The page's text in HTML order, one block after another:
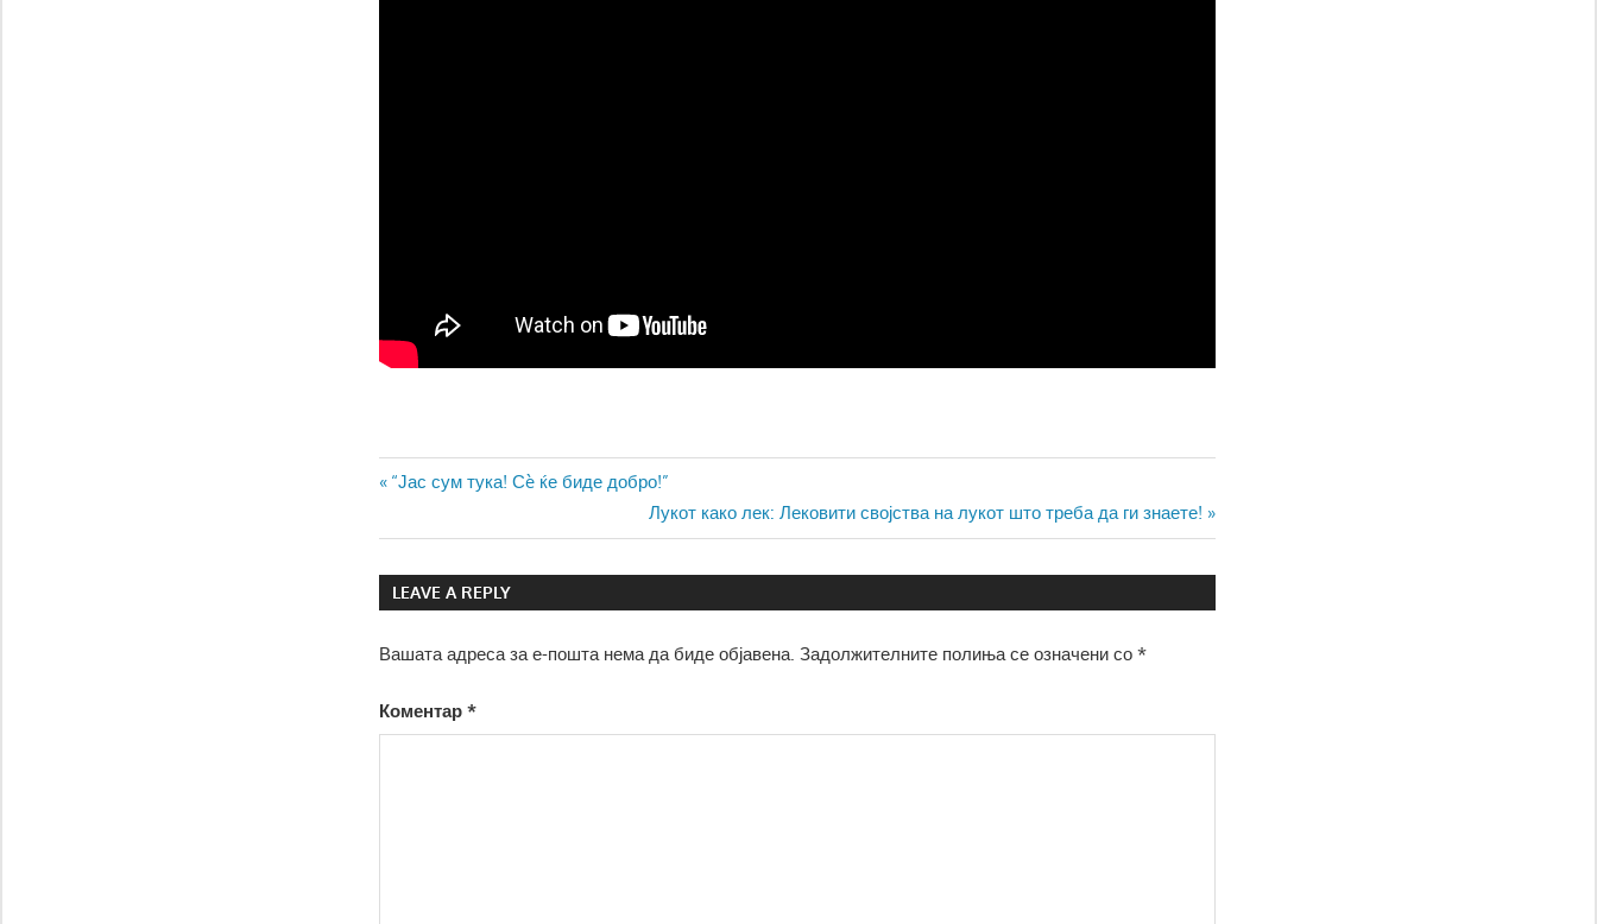
Навигација
на
напис
Previous
“Јас сум тука! Сè ќе биде добро!”
Next
Post:
Лукот како лек: Лековити својства на лукот што треба да ги знаете!
LEAVE A REPLY
Вашата адреса за е-пошта нема да биде објавена. Задолжителните полиња се означени со*
Коментар*